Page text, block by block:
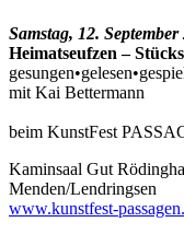
Samstag, 12.
Heimatseufzen –
mit Kai Bettermann
beim KunstFest
Kaminsaal Gut
Menden/Lendringsen
www.kunstfest-